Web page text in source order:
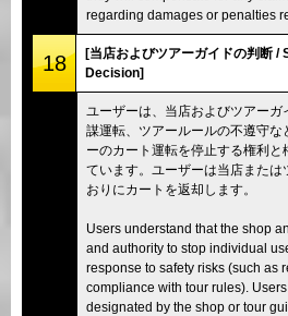
regarding damages or penalties
18
[当店およびツアーガイドの判断 /
Decision]
ユーザーは、当店およびツアー
謀運転、ツアールールの不遵守
ーのカート運転を停止する権利と
ています。ユーザーは当店または
おりにカートを返却します。
Users understand that the shop
and authority to stop individual
response to safety risks (such as
compliance with tour rules).
designated by the shop or tour